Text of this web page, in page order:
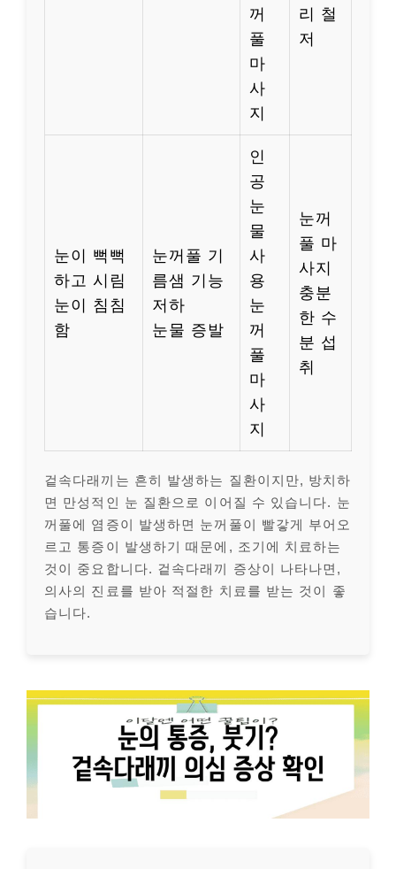
꺼
풀
마
사
지
리 철
저
눈이 뻑뻑
하고 시림
눈이 침침
함
눈꺼풀 기
름샘 기능
저하
눈물 증발
인
공
눈
물
사
용
눈
꺼
풀
마
사
지
눈꺼
풀 마
사지
충분
한 수
분 섭
취
겉속다래끼는 흔히 발생하는 질환이지만, 방치하
면 만성적인 눈 질환으로 이어질 수 있습니다. 눈
꺼풀에 염증이 발생하면 눈꺼풀이 빨갛게 부어오
르고 통증이 발생하기 때문에, 조기에 치료하는
것이 중요합니다. 겉속다래끼 증상이 나타나면,
의사의 진료를 받아 적절한 치료를 받는 것이 좋
습니다.